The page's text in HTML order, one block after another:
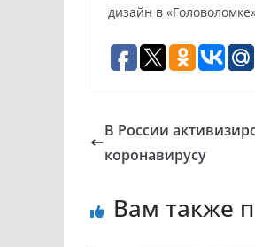
дизайн в
В России
коронавирусу
Вам также